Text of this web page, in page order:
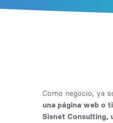
Como negocio, ya
una página web o
Sisnet Consulting,